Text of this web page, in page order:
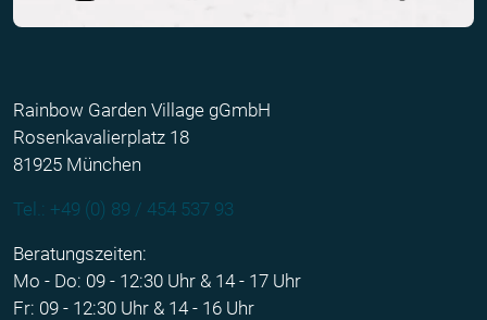
Rainbow Garden Village gGmbH
Rosenkavalierplatz 18
81925 München
Tel.: +49 (0) 89 / 454 537 93
Beratungszeiten:
Mo - Do: 09 - 12:30 Uhr & 14 - 17 Uhr
Fr: 09 - 12:30 Uhr & 14 - 16 Uhr